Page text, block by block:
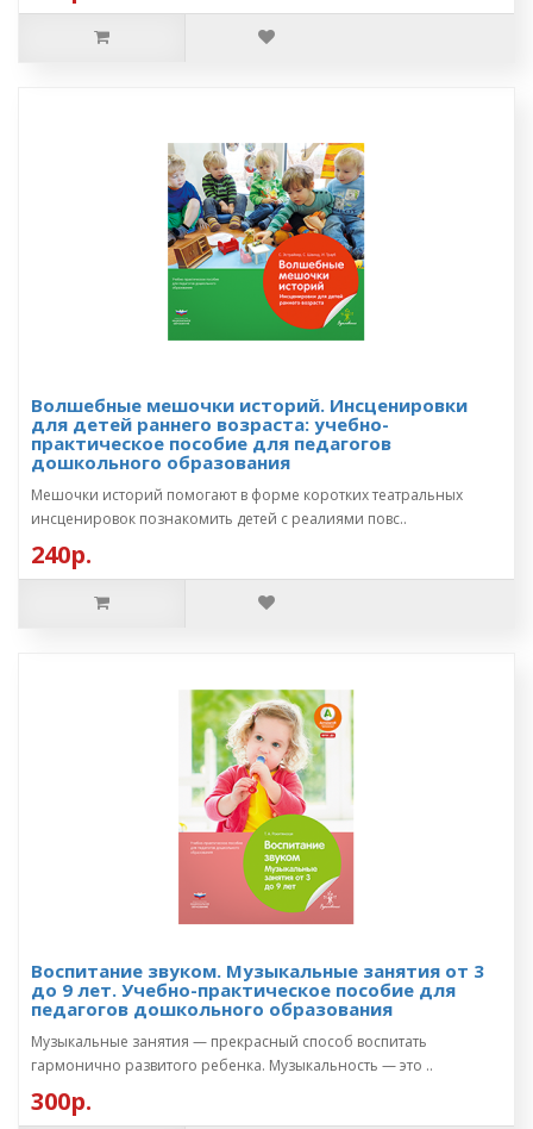
Волшебные мешочки историй. Инсценировки
для детей раннего возраста: учебно-
практическое пособие для педагогов
дошкольного образования
Мешочки историй помогают в форме коротких театральных
инсценировок познакомить детей с реалиями повс..
240р.
Воспитание звуком. Музыкальные занятия от 3
до 9 лет. Учебно-практическое пособие для
педагогов дошкольного образования
Музыкальные занятия — прекрасный способ воспитать
гармонично развитого ребенка. Музыкальность — это ..
300р.